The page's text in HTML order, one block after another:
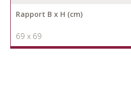
Rapport B x H (cm)
69 x 69